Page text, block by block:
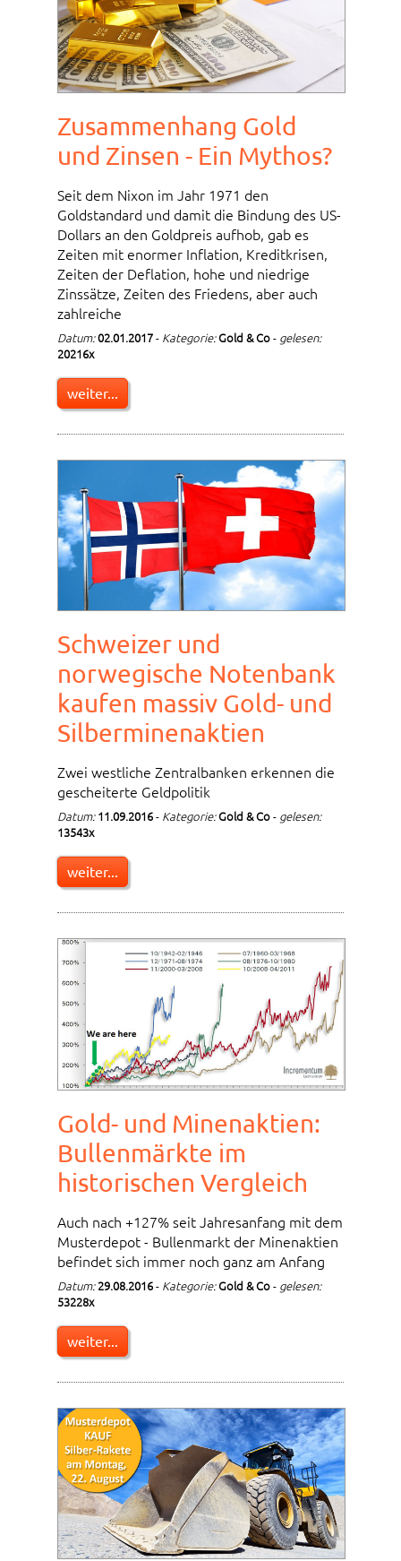
Zusammenhang Gold
und Zinsen - Ein Mythos?
Seit dem Nixon im Jahr 1971 den
Goldstandard und damit die Bindung des US-
Dollars an den Goldpreis aufhob, gab es
Zeiten mit enormer Inflation, Kreditkrisen,
Zeiten der Deflation, hohe und niedrige
Zinssätze, Zeiten des Friedens, aber auch
zahlreiche
Datum:02.01.2017- Kategorie:Gold & Co- gelesen:
20216x
weiter...
Schweizer und
norwegische Notenbank
kaufen massiv Gold- und
Silberminenaktien
Zwei westliche Zentralbanken erkennen die
gescheiterte Geldpolitik
Datum: 11.09.2016- Kategorie:Gold & Co- gelesen:
13543x
weiter...
Gold- und Minenaktien:
Bullenmärkte im
historischen Vergleich
Auch nach +127% seit Jahresanfang mit dem
Musterdepot - Bullenmarkt der Minenaktien
befindet sich immer noch ganz am Anfang
Datum: 29.08.2016- Kategorie:Gold & Co- gelesen:
53228x
weiter...